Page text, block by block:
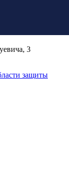
3
защиты